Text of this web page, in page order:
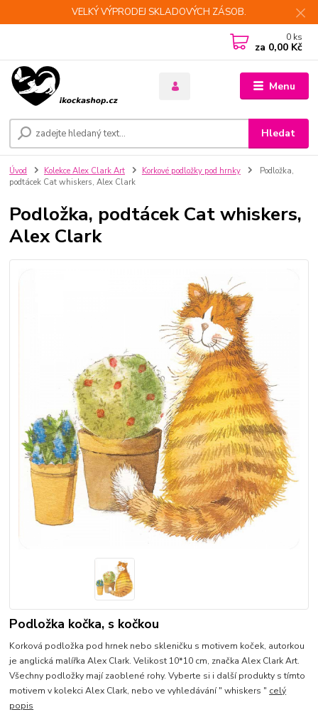
VELKÝ VÝPRODEJ SKLADOVÝCH ZÁSOB.
Menu
Hledat
0 ks
za 0,00 Kč
Úvod Kolekce Alex Clark Art Korkové podložky pod hrnky
Podložka,
podtácek Cat whiskers, Alex Clark
Podložka, podtácek Cat whiskers,
Alex Clark
Podložka kočka, s kočkou
Korková podložka pod hrnek nebo skleničku s motivem koček, autorkou
je anglická malířka Alex Clark. Velikost 10*10 cm, značka Alex Clark Art.
Všechny podložky mají zaoblené rohy. Vyberte si i další produkty s tímto
motivem v kolekci Alex Clark, nebo ve vyhledávání " whiskers " celý
popis